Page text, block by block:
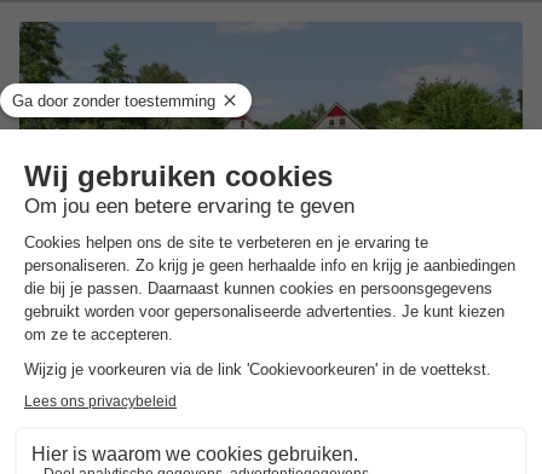
Drentse Vennen ★★★★
Drenthe, Een (7,2 km van Niebert)
7.4 Goed
Comfortabele accommodaties
Schilderachtige omgeving met natuur en cultuur